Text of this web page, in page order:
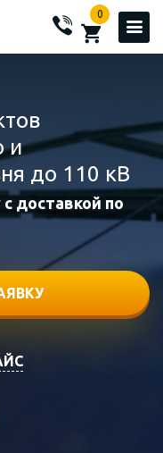
0
и
до 110 кВ
доставкой по